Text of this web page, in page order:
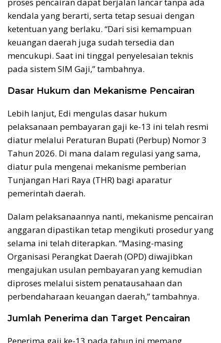
proses pencairan dapat berjalan lancar tanpa ada
kendala yang berarti, serta tetap sesuai dengan
ketentuan yang berlaku. “Dari sisi kemampuan
keuangan daerah juga sudah tersedia dan
mencukupi. Saat ini tinggal penyelesaian teknis
pada sistem SIM Gaji,” tambahnya.
Dasar Hukum dan Mekanisme Pencairan
Lebih lanjut, Edi mengulas dasar hukum
pelaksanaan pembayaran gaji ke-13 ini telah resmi
diatur melalui Peraturan Bupati (Perbup) Nomor 3
Tahun 2026. Di mana dalam regulasi yang sama,
diatur pula mengenai mekanisme pemberian
Tunjangan Hari Raya (THR) bagi aparatur
pemerintah daerah.
Dalam pelaksanaannya nanti, mekanisme pencairan
anggaran dipastikan tetap mengikuti prosedur yang
selama ini telah diterapkan. “Masing-masing
Organisasi Perangkat Daerah (OPD) diwajibkan
mengajukan usulan pembayaran yang kemudian
diproses melalui sistem penatausahaan dan
perbendaharaan keuangan daerah,” tambahnya.
Jumlah Penerima dan Target Pencairan